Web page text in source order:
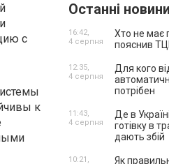
с
к
Останні новини
Хто не має
пояснив
16:42,
4 серпня
Для кого
потрібен
12:35,
4 серпня
Де в
готівку в
дають збій
11:43,
4 серпня
Як
10:21,